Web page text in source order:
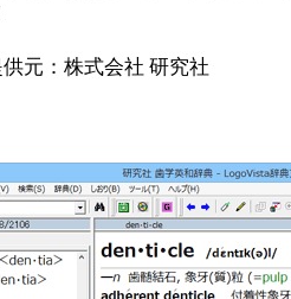
元：株式会社 研究社